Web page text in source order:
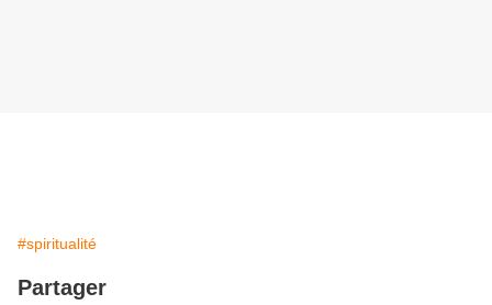
#spiritualité
Partager